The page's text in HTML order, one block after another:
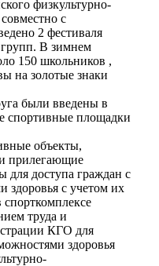
физкультурно-
с
2 фестиваля
В зимнем
150 школьников ,
на золотые знаки
были введены в
спортивные площадки
объекты,
прилегающие
для доступа граждан с
здоровья с учетом их
труда и
КГО для
здоровья